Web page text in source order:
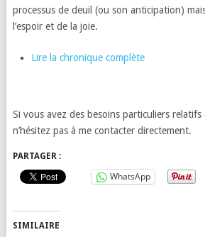
processus de deuil (ou son anticipation)
l’espoir et de la joie.
Lire la chronique complète
Si vous avez des besoins particuliers
n’hésitez pas à me contacter directement.
PARTAGER :
WhatsApp
SIMILAIRE